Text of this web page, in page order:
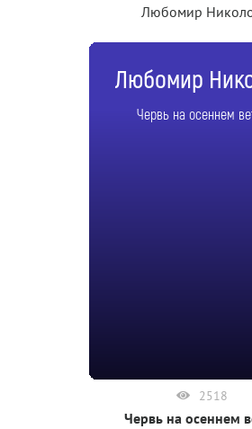
Любомир
Любомир
Червь на осеннем
2518
Червь на осеннем